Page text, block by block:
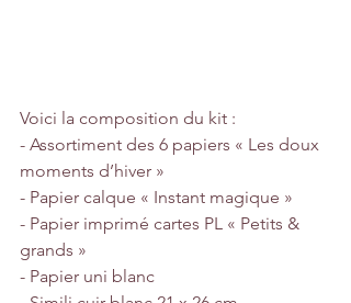
Voici la composition du kit :
- Assortiment des 6 papiers « Les doux
moments d’hiver »
- Papier calque « Instant magique »
- Papier imprimé cartes PL « Petits &
grands »
- Papier uni blanc